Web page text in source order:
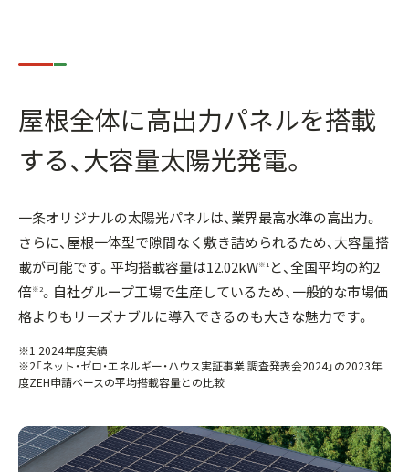
屋根全体に高出力パネルを搭載
する、 大容量太陽光発電。
一条オリジナルの太陽光パネルは、業界最高水準の高出力。
さらに、屋根一体型で隙間なく敷き詰められるため、大容量搭
載が可能です。平均搭載容量は12.02kW※1 と、全国平均の約2
倍※2。自社グループ工場で生産しているため、一般的な市場価
格よりもリーズナブルに導入できるのも大きな魅力です。
※1 2024年度実績
※2「ネット・ゼロ・エネルギー・ハウス実証事業 調査発表会2024」の2023年
度ZEH申請ベースの平均搭載容量との比較